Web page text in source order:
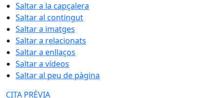
Saltar a la capçalera
Saltar al contingut
Saltar a imatges
Saltar a relacionats
Saltar a enllaços
Saltar a vídeos
Saltar al peu de pàgina
CITA PRÈVIA